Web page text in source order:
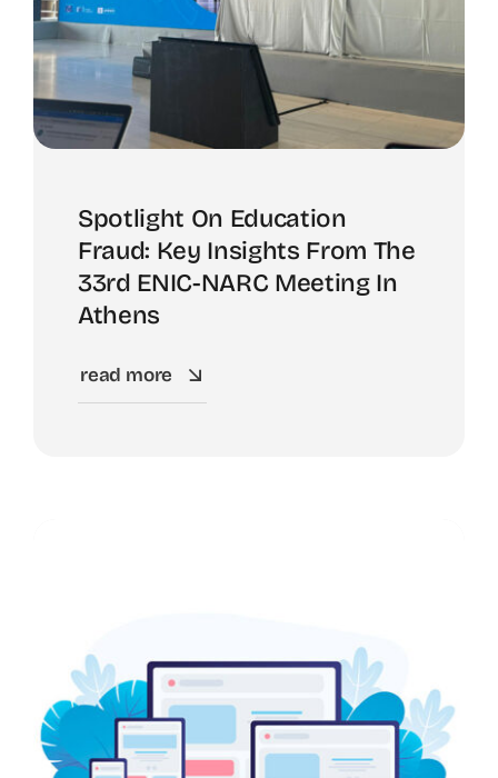
Spotlight On Education
Fraud: Key Insights From The
33rd ENIC-NARC Meeting In
Athens
read more